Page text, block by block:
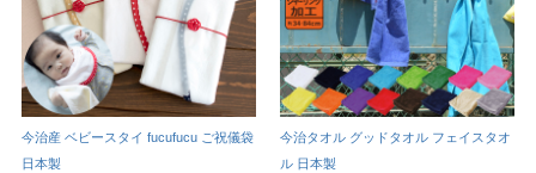
今治産 ベビースタイ fucufucu ご祝儀袋
日本製
今治タオル グッドタオル フェイスタオ
ル 日本製